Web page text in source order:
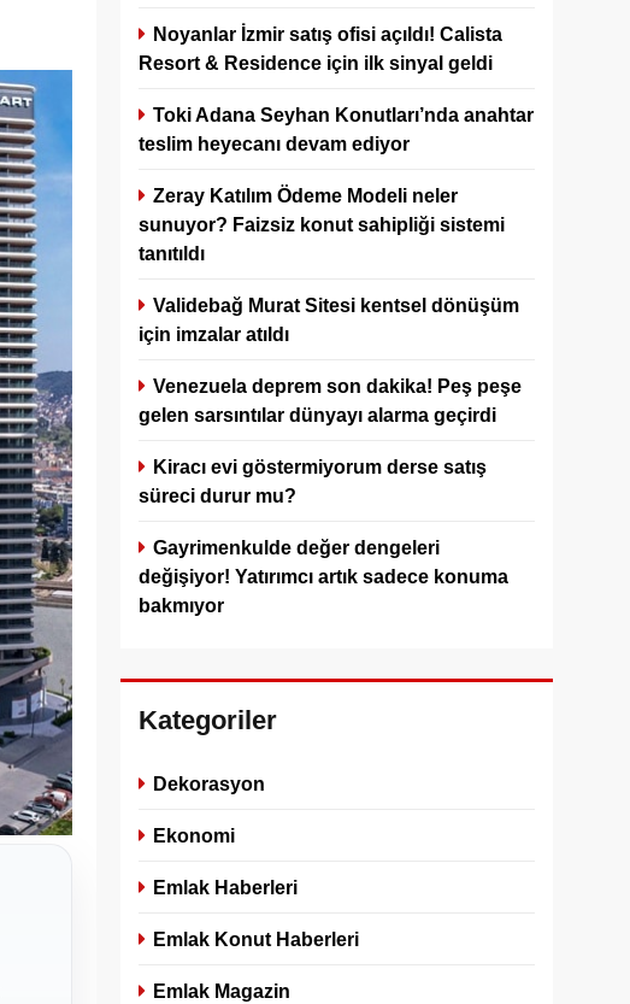
Noyanlar İzmir satış ofisi açıldı! Calista
Resort & Residence için ilk sinyal geldi
Toki Adana Seyhan Konutları’nda anahtar
teslim heyecanı devam ediyor
Zeray Katılım Ödeme Modeli neler
sunuyor? Faizsiz konut sahipliği sistemi
tanıtıldı
Validebağ Murat Sitesi kentsel dönüşüm
için imzalar atıldı
Venezuela deprem son dakika! Peş peşe
gelen sarsıntılar dünyayı alarma geçirdi
Kiracı evi göstermiyorum derse satış
süreci durur mu?
Gayrimenkulde değer dengeleri
değişiyor! Yatırımcı artık sadece konuma
bakmıyor
Kategoriler
Dekorasyon
Ekonomi
Emlak Haberleri
Emlak Konut Haberleri
Emlak Magazin